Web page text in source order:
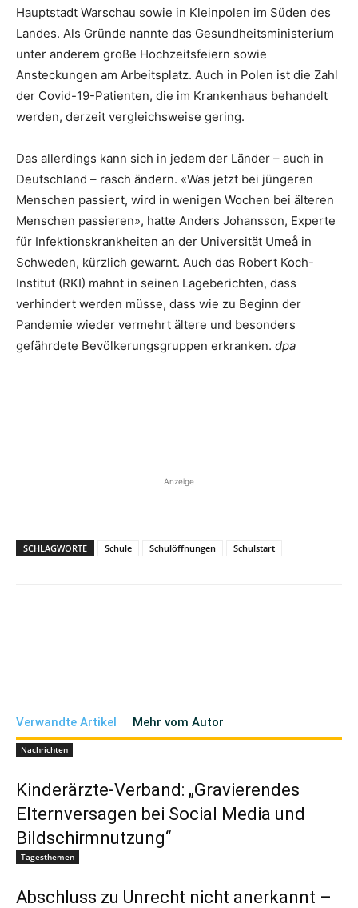
Hauptstadt Warschau sowie in Kleinpolen im Süden des
Landes. Als Gründe nannte das Gesundheitsministerium
unter anderem große Hochzeitsfeiern sowie
Ansteckungen am Arbeitsplatz. Auch in Polen ist die Zahl
der Covid-19-Patienten, die im Krankenhaus behandelt
werden, derzeit vergleichsweise gering.
Das allerdings kann sich in jedem der Länder – auch in
Deutschland – rasch ändern. «Was jetzt bei jüngeren
Menschen passiert, wird in wenigen Wochen bei älteren
Menschen passieren», hatte Anders Johansson, Experte
für Infektionskrankheiten an der Universität Umeå in
Schweden, kürzlich gewarnt. Auch das Robert Koch-
Institut (RKI) mahnt in seinen Lageberichten, dass
verhindert werden müsse, dass wie zu Beginn der
Pandemie wieder vermehrt ältere und besonders
gefährdete Bevölkerungsgruppen erkranken. dpa
Anzeige
SCHLAGWORTE Schule Schulöffnungen Schulstart
Verwandte Artikel Mehr vom Autor
Nachrichten
Kinderärzte-Verband: „Gravierendes
Elternversagen bei Social Media und
Bildschirmnutzung“
Tagesthemen
Abschluss zu Unrecht nicht anerkannt –